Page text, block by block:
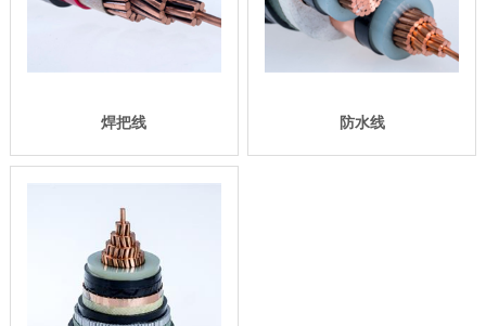
焊把线 防水线